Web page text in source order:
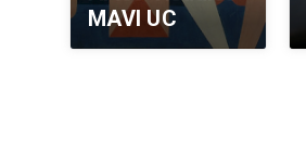
MAVI UC